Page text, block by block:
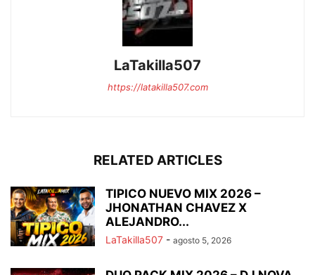
LaTakilla507
https://latakilla507.com
RELATED ARTICLES
TIPICO NUEVO MIX 2026 –
JHONATHAN CHAVEZ X
ALEJANDRO...
LaTakilla507 - agosto 5, 2026